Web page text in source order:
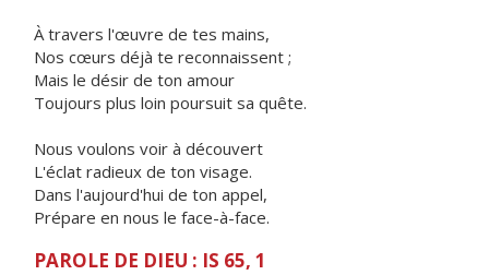
À travers l'œuvre de tes mains,
Nos cœurs déjà te reconnaissent ;
Mais le désir de ton amour
Toujours plus loin poursuit sa quête.
Nous voulons voir à découvert
L'éclat radieux de ton visage.
Dans l'aujourd'hui de ton appel,
Prépare en nous le face-à-face.
PAROLE DE DIEU : IS 65, 1